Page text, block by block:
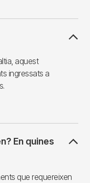
aquest
ingressats a
En quines
que requereixen